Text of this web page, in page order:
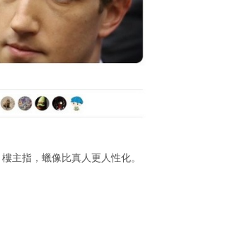
主指，蠟像比真人更人性化。